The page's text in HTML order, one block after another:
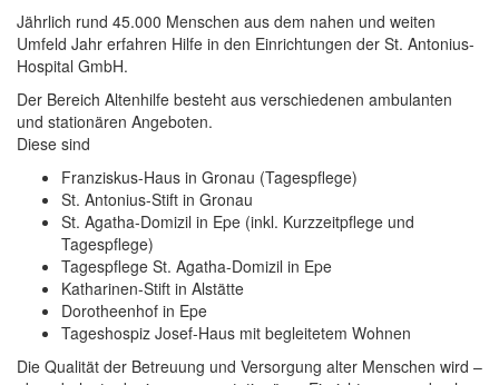
Jährlich rund 45.000 Menschen aus dem nahen und weiten
Umfeld Jahr erfahren Hilfe in den Einrichtungen der St. Antonius-
Hospital GmbH.
Der Bereich Altenhilfe besteht aus verschiedenen ambulanten
und stationären Angeboten.
Diese sind
Franziskus-Haus in Gronau (Tagespflege)
St. Antonius-Stift in Gronau
St. Agatha-Domizil in Epe (inkl. Kurzzeitpflege und
Tagespflege)
Tagespflege St. Agatha-Domizil in Epe
Katharinen-Stift in Alstätte
Dorotheenhof in Epe
Tageshospiz Josef-Haus mit begleitetem Wohnen
Die Qualität der Betreuung und Versorgung alter Menschen wird –